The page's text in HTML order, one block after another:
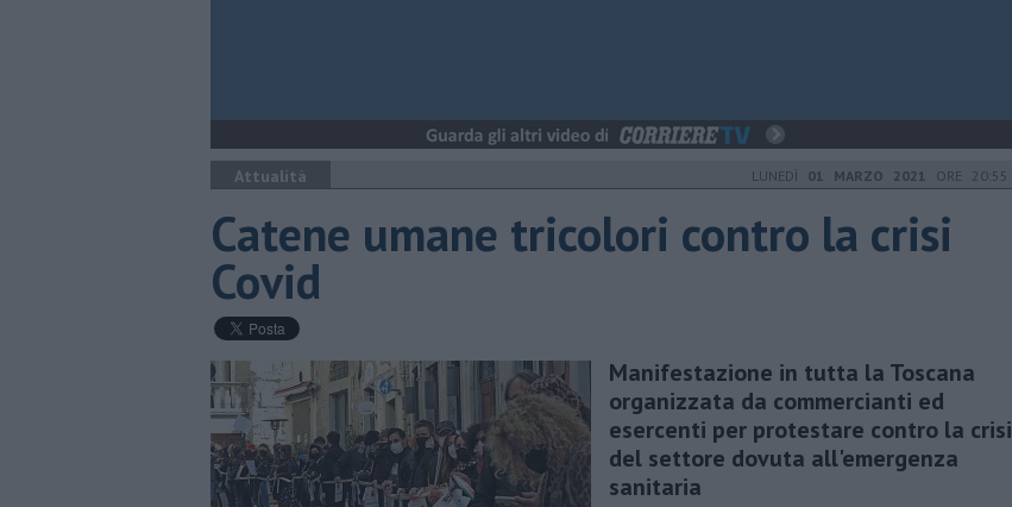
Attualità LUNEDÌ 01 MARZO 2021 ORE 20:55
Catene umane tricolori contro la crisi
Covid
Manifestazione in tutta la Toscana
organizzata da commercianti ed
esercenti per protestare contro la crisi
del settore dovuta all'emergenza
sanitaria